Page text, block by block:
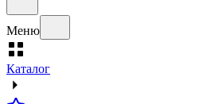
Меню
Каталог